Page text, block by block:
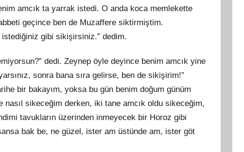
amcık ta yarrak istedi. O anda koca memlekette
geçince ben de Muzaffere siktirmiştim.
gibi sikişirsiniz.” dedim.
dedi. Zeynep öyle deyince benim amcık yine
sonra bana sıra gelirse, ben de sikişirim!”
bir bakayım, yoksa bu gün benim doğum günüm
nasıl sikeceğim derken, iki tane amcık oldu sikeceğim,
tavukların üzerinden inmeyecek bir Horoz gibi
bak be, ne güzel, ister am üstünde am, ister göt